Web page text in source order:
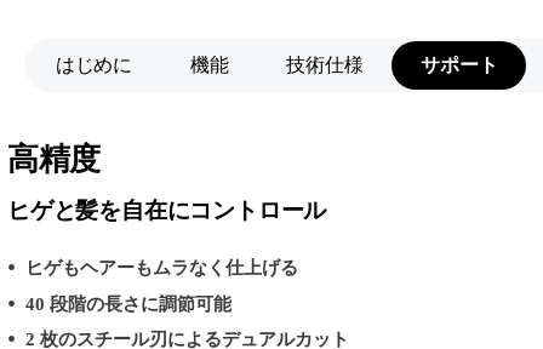
はじめに 機能 技術仕様 サポート
高精度
ヒゲと髪を自在にコントロール
ヒゲもヘアーもムラなく仕上げる
40 段階の長さに調節可能
2 枚のスチール刃によるデュアルカット